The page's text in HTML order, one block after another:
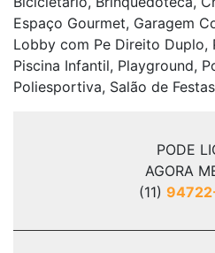
PODE
AGORA
(11)
Espaço Gourmet, Garagem
Lobby com Pe Direito Duplo,
Piscina Infantil, Playground,
Poliesportiva, Salão de